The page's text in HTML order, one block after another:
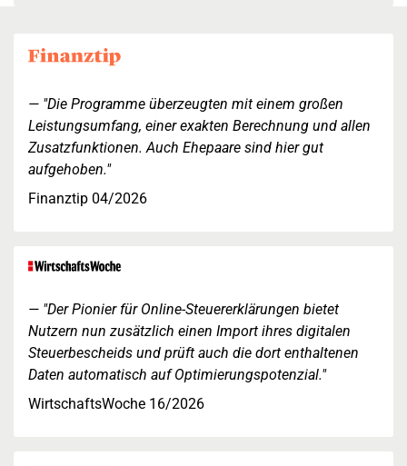
"Die Programme überzeugten mit einem großen
Leistungsumfang, einer exakten Berechnung und allen
Zusatzfunktionen. Auch Ehepaare sind hier gut
aufgehoben."
Finanztip 04/2026
"Der Pionier für Online-Steuererklärungen bietet
Nutzern nun zusätzlich einen Import ihres digitalen
Steuerbescheids und prüft auch die dort enthaltenen
Daten automatisch auf Optimierungspotenzial."
WirtschaftsWoche 16/2026